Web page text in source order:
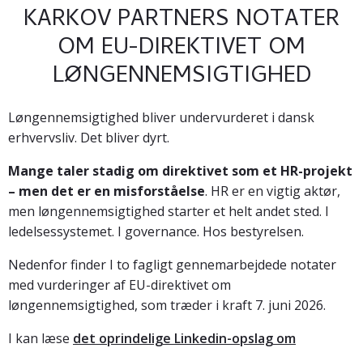
KARKOV PARTNERS NOTATER
OM EU-DIREKTIVET OM
LØNGENNEMSIGTIGHED
Løngennemsigtighed bliver undervurderet i dansk
erhvervsliv. Det bliver dyrt.
Mange taler stadig om direktivet som et HR-projekt
– men det er en misforståelse. HR er en vigtig aktør,
men løngennemsigtighed starter et helt andet sted. I
ledelsessystemet. I governance. Hos bestyrelsen.
Nedenfor finder I to fagligt gennemarbejdede notater
med vurderinger af EU-direktivet om
løngennemsigtighed, som træder i kraft 7. juni 2026.
I kan læse det oprindelige Linkedin-opslag om